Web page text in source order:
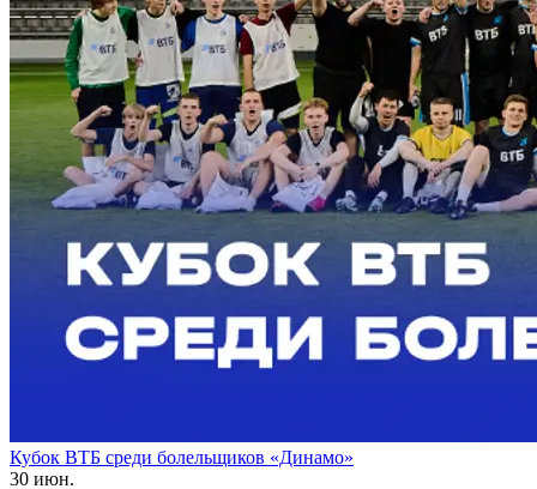
Кубок ВТБ среди болельщиков «Динамо»
30 июн.